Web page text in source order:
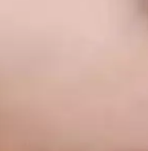
etkili bir çözüm sunar.
Ürün
bakım ürünüdür.
makyaj rutinini oluşturur.
Karşılaştırması